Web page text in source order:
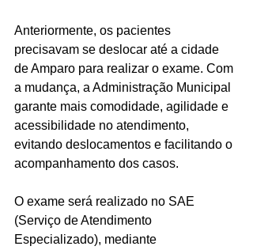
Anteriormente, os pacientes
precisavam se deslocar até a cidade
de Amparo para realizar o exame. Com
a mudança, a Administração Municipal
garante mais comodidade, agilidade e
acessibilidade no atendimento,
evitando deslocamentos e facilitando o
acompanhamento dos casos.
O exame será realizado no SAE
(Serviço de Atendimento
Especializado), mediante